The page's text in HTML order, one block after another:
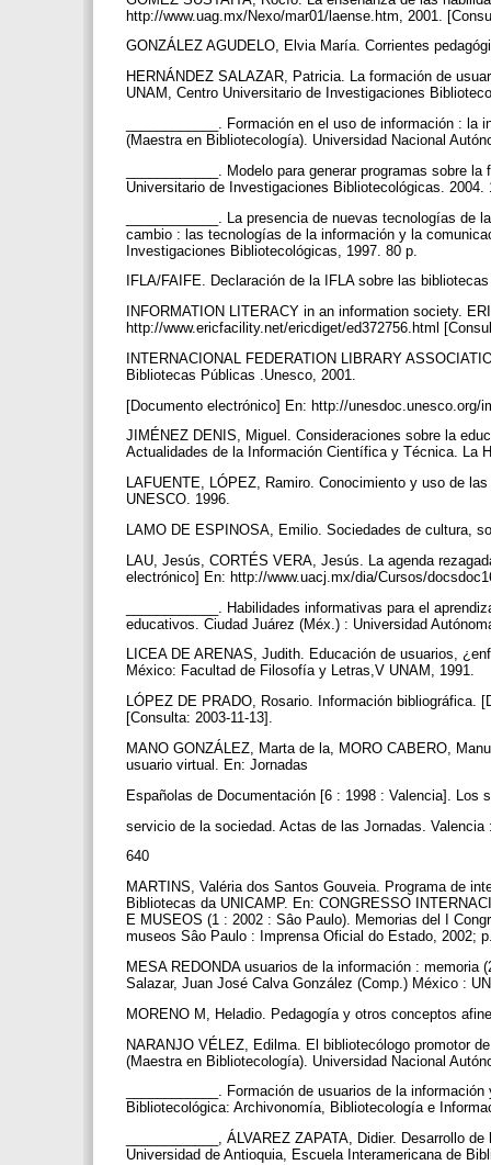
http://www.uag.mx/Nexo/mar01/laense.htm, 2001.
GONZÁLEZ AGUDELO, Elvia María. Corrientes
HERNÁNDEZ SALAZAR, Patricia. La formación de
UNAM, Centro Universitario de Investigaciones
____________. Formación en el uso de información :
(Maestra en Bibliotecología). Universidad Nacional
____________. Modelo para generar programas sobre
Universitario de Investigaciones Bibliotecológicas.
____________. La presencia de nuevas tecnologías
cambio : las tecnologías de la información y la
Investigaciones Bibliotecológicas, 1997. 80 p.
IFLA/FAIFE. Declaración de la IFLA sobre las
INFORMATION LITERACY in an information society.
http://www.ericfacility.net/ericdiget/ed372756.html
INTERNACIONAL FEDERATION LIBRARY
Bibliotecas Públicas .Unesco, 2001.
[Documento electrónico] En: http://
JIMÉNEZ DENIS, Miguel. Consideraciones sobre la
Actualidades de la Información Científica y Técnica. La
LAFUENTE, LÓPEZ, Ramiro. Conocimiento y uso de
UNESCO. 1996.
LAMO DE ESPINOSA, Emilio. Sociedades de cultura,
LAU, Jesús, CORTÉS VERA, Jesús. La agenda
electrónico] En: http://www.uacj.mx/dia/Cursos/
____________. Habilidades informativas para el
educativos. Ciudad Juárez (Méx.) : Universidad
LICEA DE ARENAS, Judith. Educación de usuarios,
México: Facultad de Filosofía y Letras,V UNAM, 1991.
LÓPEZ DE PRADO, Rosario. Información bibliográfica.
[Consulta: 2003-11-13].
MANO GONZÁLEZ, Marta de la, MORO CABERO,
usuario virtual. En: Jornadas
Españolas de Documentación [6 : 1998 : Valencia]. Los
servicio de la sociedad. Actas de las Jornadas.
640
MARTINS, Valéria dos Santos Gouveia. Programa de
Bibliotecas da UNICAMP. En: CONGRESSO
E MUSEOS (1 : 2002 : Sâo Paulo). Memorias del I
museos Sâo Paulo : Imprensa Oficial do Estado, 2002;
MESA REDONDA usuarios de la información :
Salazar, Juan José Calva González (Comp.) México :
MORENO M, Heladio. Pedagogía y otros conceptos
NARANJO VÉLEZ, Edilma. El bibliotecólogo promotor
(Maestra en Bibliotecología). Universidad Nacional
____________. Formación de usuarios de la
Bibliotecológica: Archivonomía, Bibliotecología e
____________, ÁLVAREZ ZAPATA, Didier. Desarrollo
Universidad de Antioquia, Escuela Interamericana de